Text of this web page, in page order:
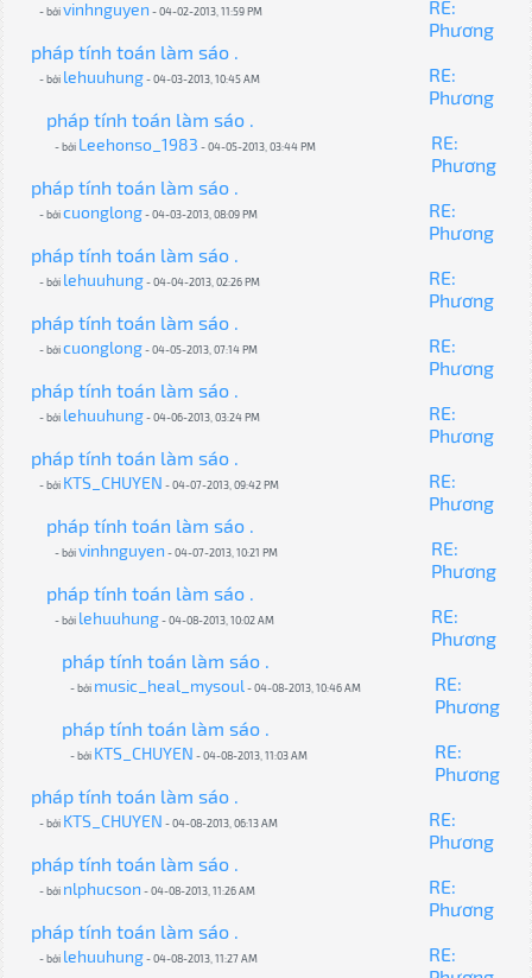
- bởivinhnguyen - 04-02-2013, 11:59 PM
RE:
Phương
pháp tính toán làm sáo .
- bởi lehuuhung- 04-03-2013, 10:45 AM
RE:
Phương
pháp tính toán làm sáo .
- bởi Leehonso_1983 - 04-05-2013, 03:44 PM
RE:
Phương
pháp tính toán làm sáo .
- bởicuonglong- 04-03-2013, 08:09 PM
RE:
Phương
pháp tính toán làm sáo .
- bởi lehuuhung- 04-04-2013, 02:26 PM
RE:
Phương
pháp tính toán làm sáo .
- bởicuonglong- 04-05-2013, 07:14 PM
RE:
Phương
pháp tính toán làm sáo .
- bởi lehuuhung- 04-06-2013, 03:24 PM
RE:
Phương
pháp tính toán làm sáo .
- bởi KTS_CHUYEN - 04-07-2013, 09:42 PM
RE:
Phương
pháp tính toán làm sáo .
- bởivinhnguyen - 04-07-2013, 10:21 PM
RE:
Phương
pháp tính toán làm sáo .
- bởi lehuuhung- 04-08-2013, 10:02 AM
RE:
Phương
pháp tính toán làm sáo .
- bởi music_heal_mysoul- 04-08-2013, 10:46 AM
RE:
Phương
pháp tính toán làm sáo .
- bởi KTS_CHUYEN - 04-08-2013, 11:03 AM
RE:
Phương
pháp tính toán làm sáo .
- bởi KTS_CHUYEN - 04-08-2013, 06:13 AM
RE:
Phương
pháp tính toán làm sáo .
- bởi nlphucson - 04-08-2013, 11:26 AM
RE:
Phương
pháp tính toán làm sáo .
- bởi lehuuhung- 04-08-2013, 11:27 AM
RE: